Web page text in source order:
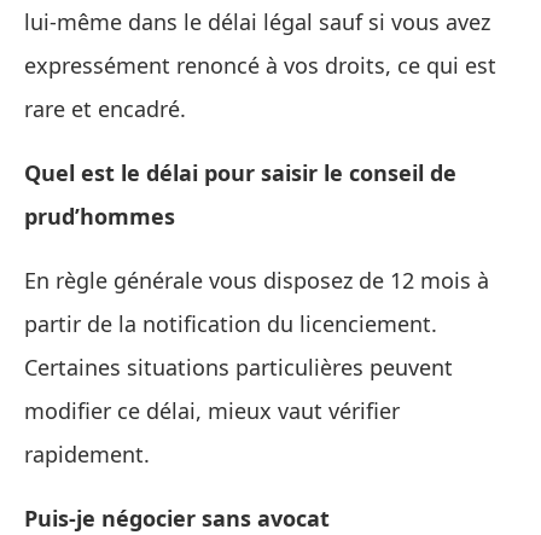
lui‑même dans le délai légal sauf si vous avez
expressément renoncé à vos droits, ce qui est
rare et encadré.
Quel est le délai pour saisir le conseil de
prud’hommes
En règle générale vous disposez de 12 mois à
partir de la notification du licenciement.
Certaines situations particulières peuvent
modifier ce délai, mieux vaut vérifier
rapidement.
Puis‑je négocier sans avocat